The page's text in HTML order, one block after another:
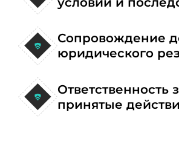
Сопровождение
юридического
Ответственность
принятые